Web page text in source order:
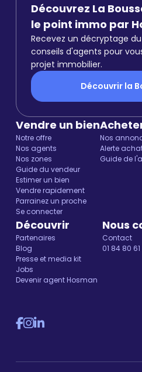
Découvrez La
le point immo par
Recevez un décryptage
conseils d'agents pour
projet immobilier.
Découvrir la
Vendre un bien
Notre offre
Nos agents
Nos zones
Guide du vendeur
Estimer un bien
Vendre rapidement
Parrainez un proche
Se connecter
Nos
Alerte
Guide de
Découvrir
Partenaires
Blog
Presse et media kit
Jobs
Devenir agent Hosman
Nous
Contact
01 84 80 61